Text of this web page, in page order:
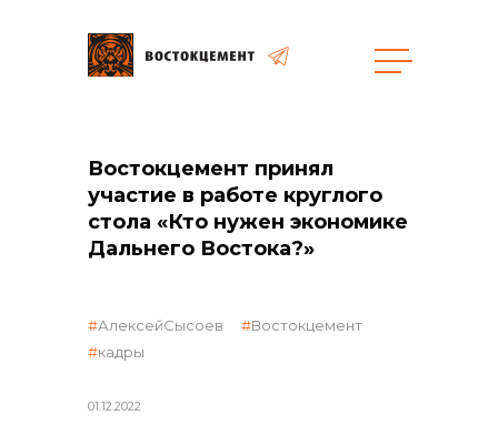
общая информация
объявленные закупки
Востокцемент принял
участие в работе круглого
стола «Кто нужен экономике
Дальнего Востока?»
01.12.2022
АлексейСысоев
Востокцемент
кадры